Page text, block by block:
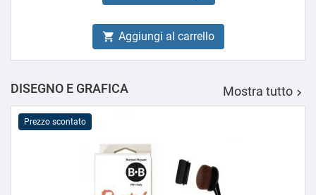
 Aggiungi al carrello
DISEGNO E GRAFICA Mostra tutto 
Prezzo scontato